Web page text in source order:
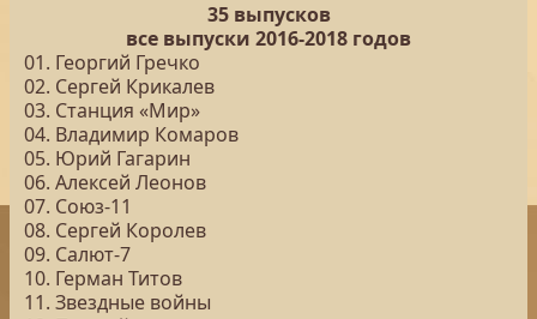
35 выпусков
все выпуски 2016-2018 годов
01. Георгий Гречко
02. Сергей Крикалев
03. Станция «Мир»
04. Владимир Комаров
05. Юрий Гагарин
06. Алексей Леонов
07. Союз-11
08. Сергей Королев
09. Салют-7
10. Герман Титов
11. Звездные войны